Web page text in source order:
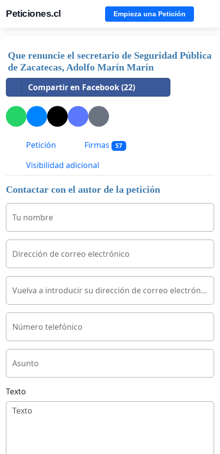
Peticiones.cl Empieza una Petición
Que renuncie el secretario de Seguridad Pública
de Zacatecas, Adolfo Marín Marín
Compartir en Facebook (22)
Petición Firmas 57
Visibilidad adicional
Contactar con el autor de la petición
Tu nombre
Dirección de correo electrónico
Vuelva a introducir su dirección de correo electrónico
Número telefónico
Asunto
Texto